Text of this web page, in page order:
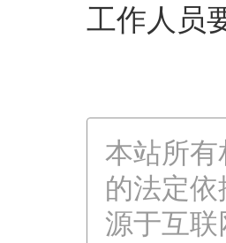
工作人员
本站所
的法定
源于互